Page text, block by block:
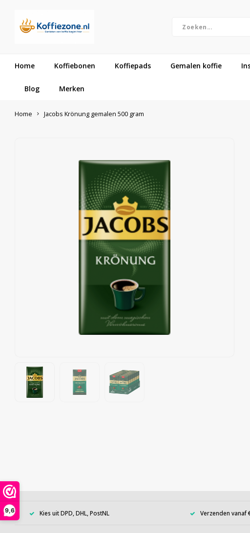
9,6
Home Koffiebonen Koffiepads Gemalen koffie
Blog Merken
Home Jacobs Krönung gemalen 500 gram
Kies uit DPD, DHL, PostNL Verzenden vanaf